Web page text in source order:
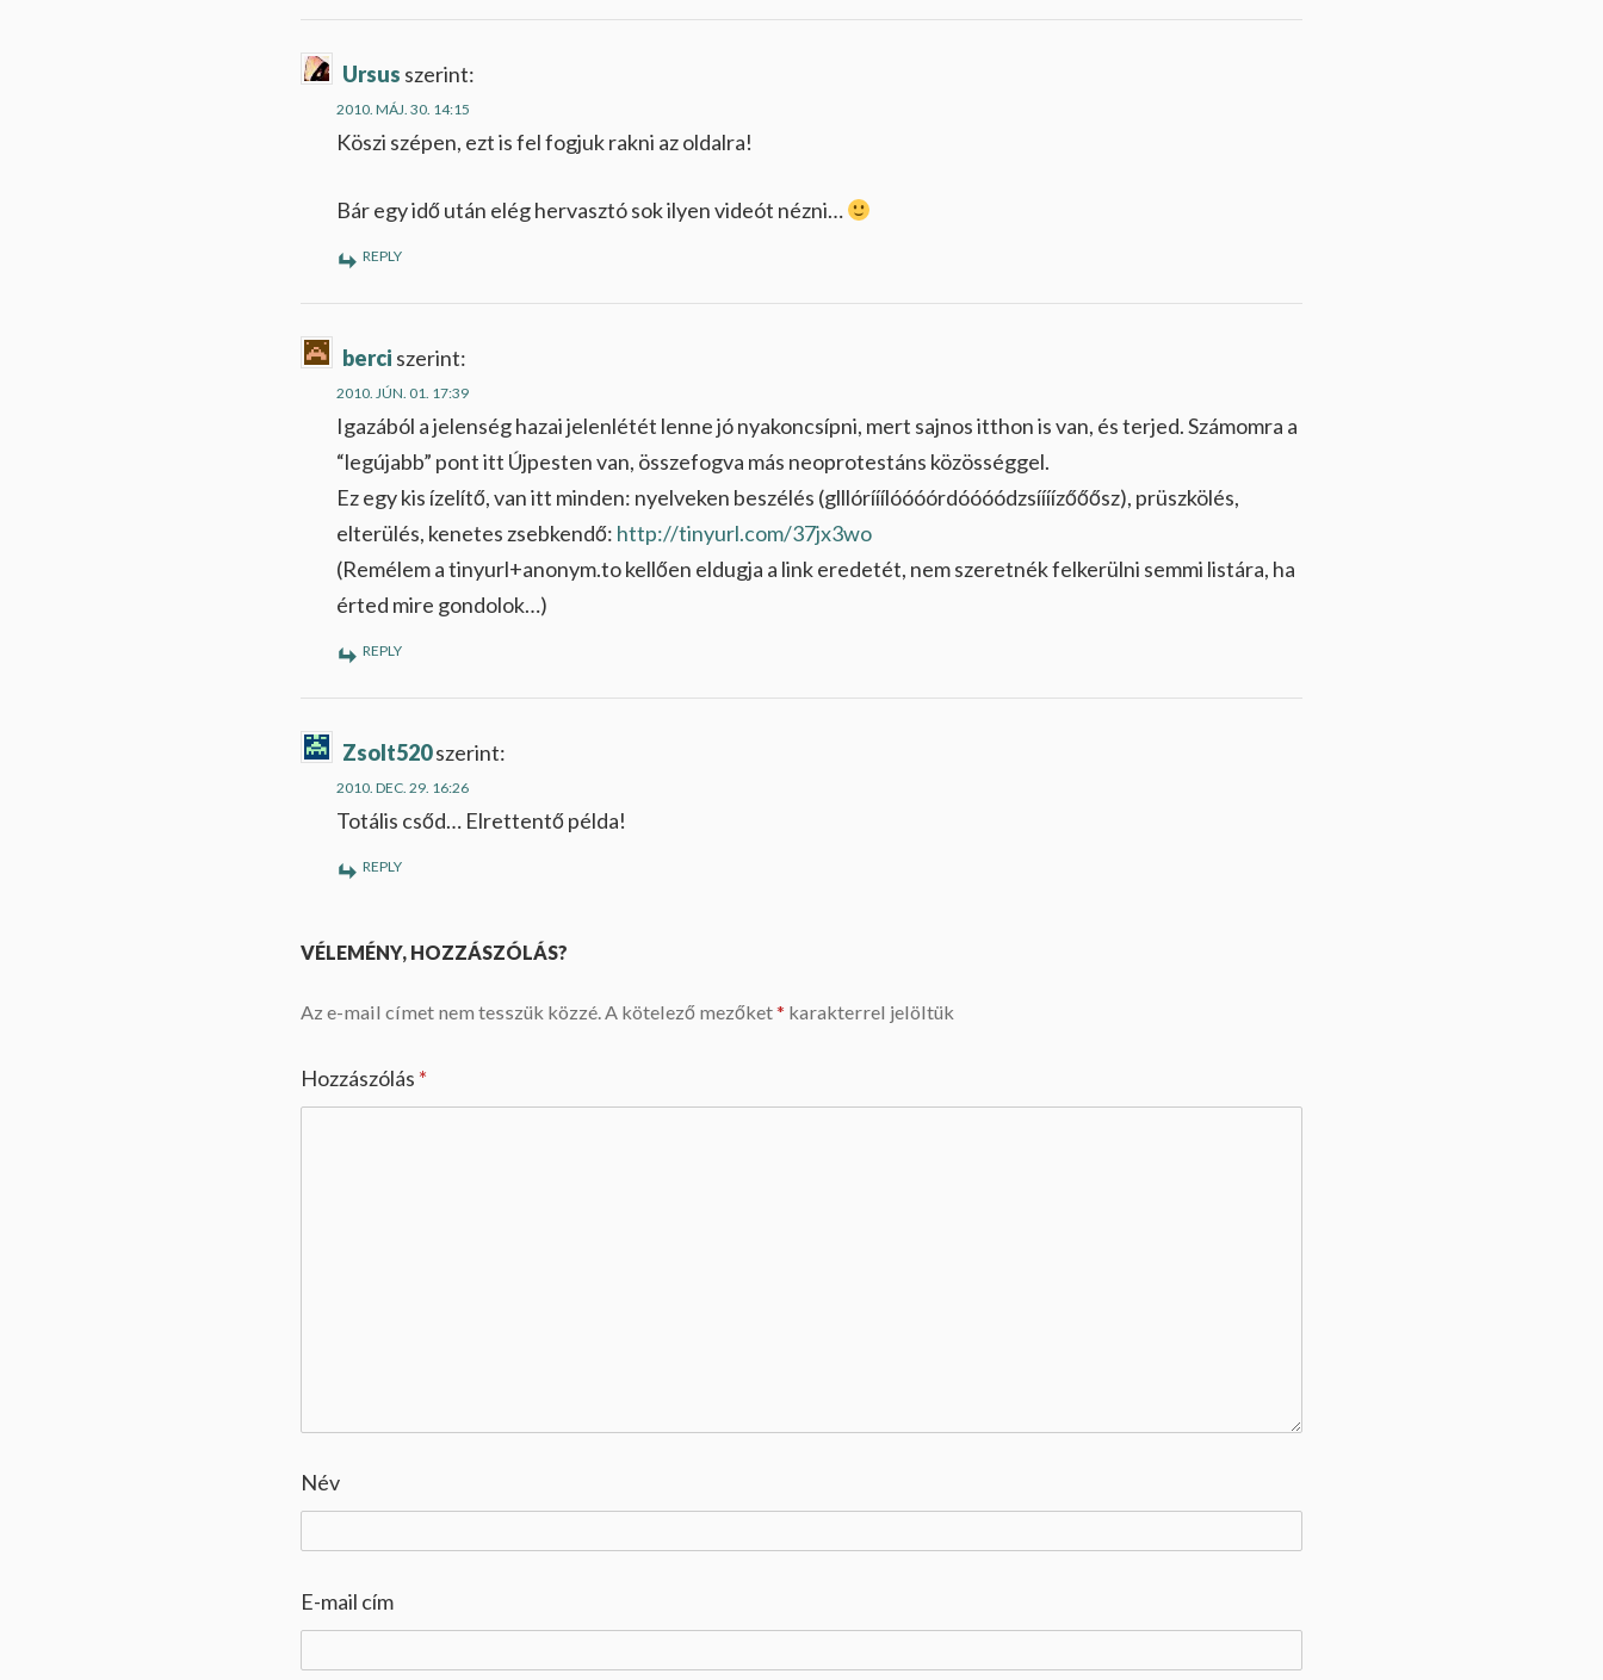
Ursus szerint:
2010. MÁJ. 30. 14:15
Köszi szépen, ezt is fel fogjuk rakni az oldalra!
Bár egy idő után elég hervasztó sok ilyen videót nézni…
REPLY
berci szerint:
2010. JÚN. 01. 17:39
Igazából a jelenség hazai jelenlétét lenne jó nyakoncsípni, mert sajnos itthon is van, és terjed. Számomra a
“legújabb” pont itt Újpesten van, összefogva más neoprotestáns közösséggel.
Ez egy kis ízelítő, van itt minden: nyelveken beszélés (glllórííílóóóórdóóóódzsíííízőőősz), prüszkölés,
elterülés, kenetes zsebkendő: http://tinyurl.com/37jx3wo
(Remélem a tinyurl+anonym.to kellően eldugja a link eredetét, nem szeretnék felkerülni semmi listára, ha
érted mire gondolok…)
REPLY
Zsolt520 szerint:
2010. DEC. 29. 16:26
Totális csőd… Elrettentő példa!
REPLY
VÉLEMÉNY, HOZZÁSZÓLÁS?
Az e-mail címet nem tesszük közzé.A kötelező mezőket* karakterrel jelöltük
Hozzászólás *
Név
E-mail cím